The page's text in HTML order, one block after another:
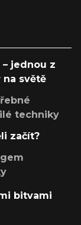
jednou z
světě
techniky
začít?
bitvami